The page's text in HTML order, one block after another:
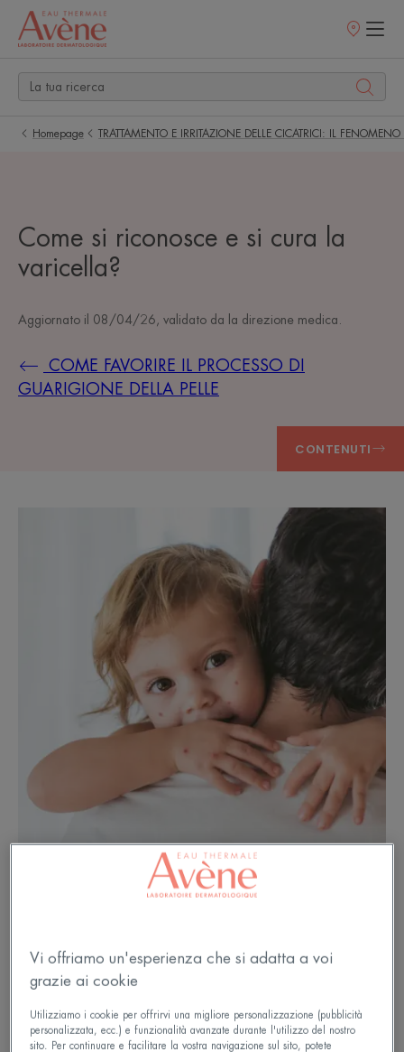
Punti
Homepage TRATTAMENTO E IRRITAZIONE DELLE CICATRICI: IL
Come si riconosce e si cura la
varicella?
Aggiornato il 08/04/26 , validato da la direzione medica
COME FAVORIRE IL PROCESSO DI
GUARIGIONE DELLA PELLE
CONTENUTI
Le basi della varicella e delle sue
macchie
La varicella è una malattia benigna ma altamente
Vi offriamo un'esperienza che si adatta a voi
grazie ai cookie
Utilizziamo i cookie per offrirvi una migliore personalizzazione (pubblicità
personalizzata, ecc.) e funzionalità avanzate durante l'utilizzo del nostro
sito. Per continuare e facilitare la vostra navigazione sul sito, potete